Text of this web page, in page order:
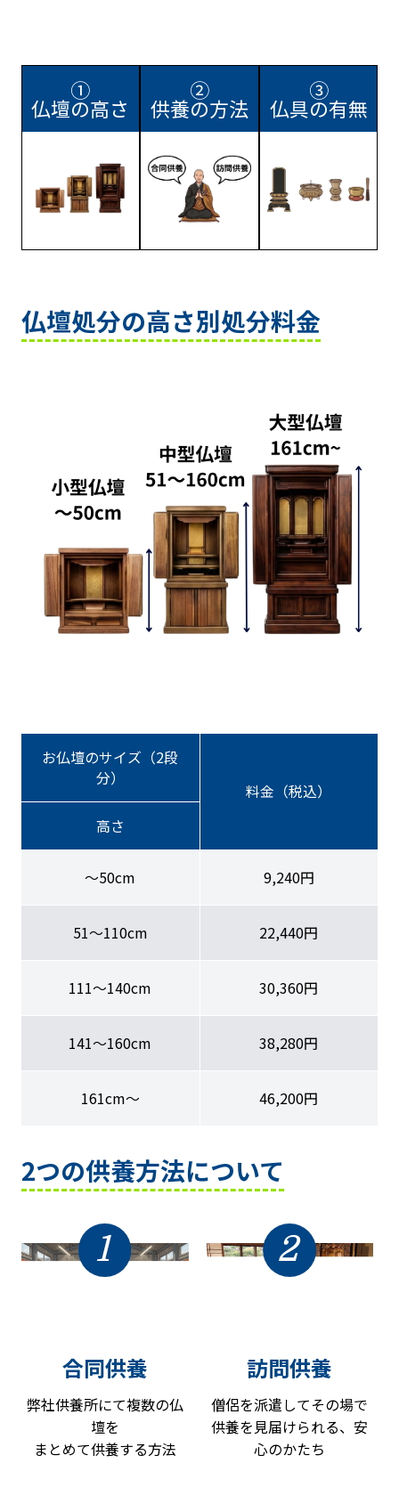
①
仏壇の高さ
②
供養の方法
③
仏具の有無
仏壇処分の高さ別処分料金
お仏壇のサイズ（2段
分）
料金（税込）
高さ
〜50cm 9,240円
51〜110cm 22,440円
111〜140cm 30,360円
141〜160cm 38,280円
161cm〜 46,200円
2つの供養方法について
1
合同供養
弊社供養所にて複数の仏
壇を
まとめて供養する方法
2
訪問供養
僧侶を派遣してその場で
供養を見届けられる、安
心のかたち